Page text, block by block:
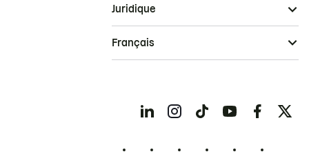
Juridique
Français